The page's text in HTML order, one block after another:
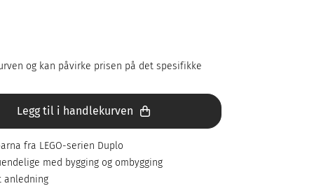
og kan påvirke prisen på det spesifikke
Legg til i handlekurven
fra LEGO-serien Duplo
med bygging og ombygging
anledning